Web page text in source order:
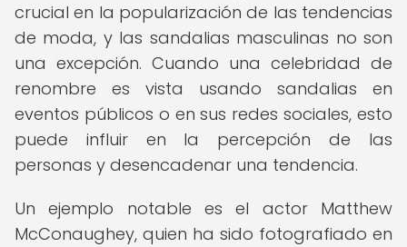
crucial en la popularización de las tendencias
de moda, y las sandalias masculinas no son
una excepción. Cuando una celebridad de
renombre es vista usando sandalias en
eventos públicos o en sus redes sociales, esto
puede influir en la percepción de las
personas y desencadenar una tendencia.
Un ejemplo notable es el actor Matthew
McConaughey, quien ha sido fotografiado en